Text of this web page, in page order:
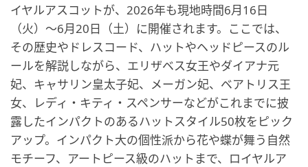
イヤルアスコットが、2026年も現地時間6月16日
（火）～6月20日（土）に開催されます。ここでは、
その歴史やドレスコード、ハットやヘッドピースのル
ールを解説しながら、エリザベス女王やダイアナ元
妃、キャサリン皇太子妃、メーガン妃、ベアトリス王
女、レディ・キティ・スペンサーなどがこれまでに披
露したインパクトのあるハットスタイル50枚をピック
アップ。インパクト大の個性派から花や蝶が舞う自然
モチーフ、アートピース級のハットまで、ロイヤルア